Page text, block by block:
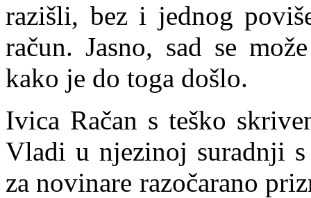
razišli, bez i jednog
račun.Jasno, sad se
kako je do toga došlo.
Ivica Račan s teško
Vladi u njezinoj suradnji
za novinare razočarano